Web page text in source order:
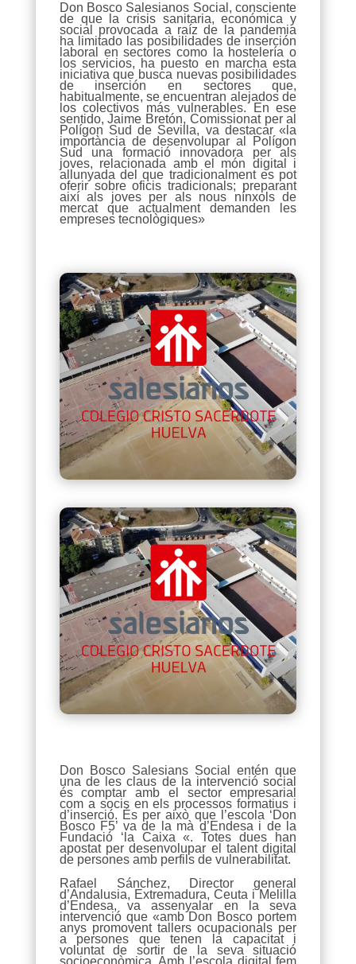
Don Bosco Salesianos Social, consciente
de que la crisis sanitaria, económica y
social provocada a raíz de la pandemia
ha limitado las posibilidades de inserción
laboral en sectores como la hostelería o
los servicios, ha puesto en marcha esta
iniciativa que busca nuevas posibilidades
de inserción en sectores que,
habitualmente, se encuentran alejados de
los colectivos más vulnerables. En ese
sentido, Jaime Bretón, Comissionat per al
Polígon Sud de Sevilla, va destacar «la
importància de desenvolupar al Polígon
Sud una formació innovadora per als
joves, relacionada amb el món digital i
allunyada del que tradicionalment es pot
oferir sobre oficis tradicionals; preparant
així als joves per als nous nínxols de
mercat que actualment demanden les
empreses tecnològiques»
Don Bosco Salesians Social entén que
una de les claus de la intervenció social
és comptar amb el sector empresarial
com a socis en els processos formatius i
d’inserció. És per això que l’escola ‘Don
Bosco F5’ va de la mà d’Endesa i de la
Fundació ‘la Caixa «. Totes dues han
apostat per desenvolupar el talent digital
de persones amb perfils de vulnerabilitat.
Rafael Sánchez, Director general
d’Andalusia, Extremadura, Ceuta i Melilla
d’Endesa, va assenyalar en la seva
intervenció que «amb Don Bosco portem
anys promovent tallers ocupacionals per
a persones que tenen la capacitat i
voluntat de sortir de la seva situació
socioeconòmica. Amb l’escola digital fem